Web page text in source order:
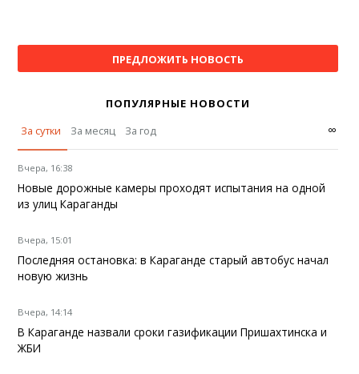
ПРЕДЛОЖИТЬ НОВОСТЬ
ПОПУЛЯРНЫЕ НОВОСТИ
За сутки
За месяц За год ∞
Вчера, 16:38
Новые дорожные камеры проходят испытания на одной
из улиц Караганды
Вчера, 15:01
Последняя остановка: в Караганде старый автобус начал
новую жизнь
Вчера, 14:14
В Караганде назвали сроки газификации Пришахтинска и
ЖБИ